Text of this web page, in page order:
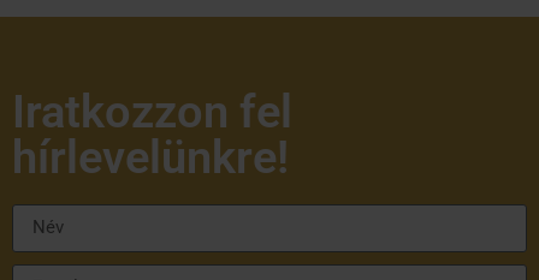
Iratkozzon fel
hírlevelünkre!